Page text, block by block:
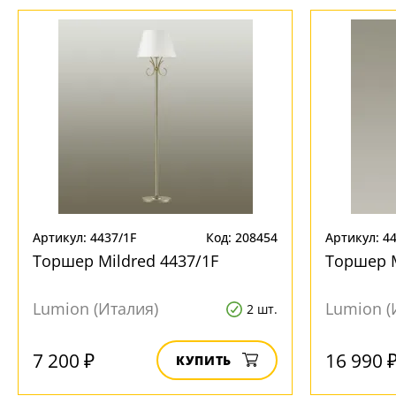
Артикул: 4437/1F Код: 208454
Торшер Mildred 4437/1F
Lumion (Италия) 2 шт.
7 200 ₽ КУПИТЬ
Артикул:
Торшер
Lumion
16 990